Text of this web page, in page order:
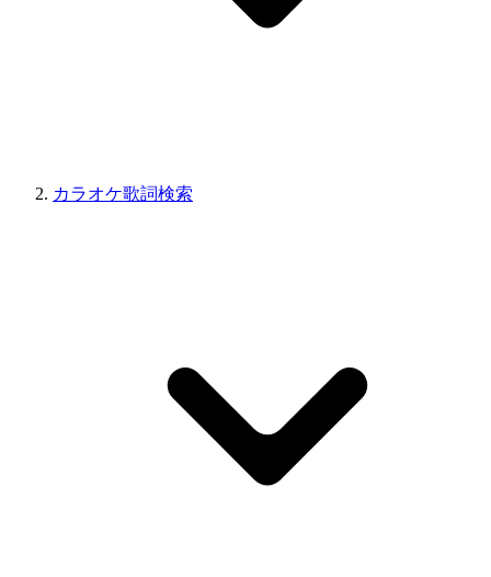
カラオケ歌詞検索